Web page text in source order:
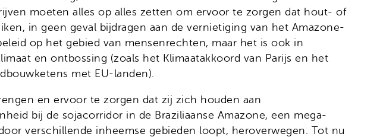
moeten alles op alles zetten om ervoor te zorgen dat hout- of
in geen geval bijdragen aan de vernietiging van het Amazone-
op het gebied van mensenrechten, maar het is ook in
en ontbossing (zoals het Klimaatakkoord van Parijs en het
met EU-landen).
en ervoor te zorgen dat zij zich houden aan
bij de sojacorridor in de Braziliaanse Amazone, een mega-
verschillende inheemse gebieden loopt, heroverwegen. Tot nu